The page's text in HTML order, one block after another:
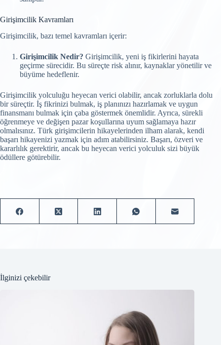
Girişimcilik Kavramları
Girişimcilik, bazı temel kavramları içerir:
Girişimcilik Nedir? Girişimcilik, yeni iş fikirlerini hayata
geçirme sürecidir. Bu süreçte risk alınır, kaynaklar yönetilir ve
büyüme hedeflenir.
Girişimcilik yolculuğu heyecan verici olabilir, ancak zorluklarla dolu
bir süreçtir. İş fikrinizi bulmak, iş planınızı hazırlamak ve uygun
finansmanı bulmak için çaba göstermek önemlidir. Ayrıca, sürekli
öğrenmeye ve değişen pazar koşullarına uyum sağlamaya hazır
olmalısınız. Türk girişimcilerin hikayelerinden ilham alarak, kendi
başarı hikayenizi yazmak için adım atabilirsiniz. Başarı, özveri ve
kararlılık gerektirir, ancak bu heyecan verici yolculuk sizi büyük
ödüllere götürebilir.
İlginizi çekebilir